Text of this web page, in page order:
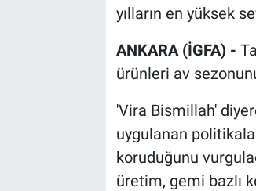
yılların en yüksek
ANKARA (İGFA) -
ürünleri av
'Vira Bismillah'
uygulanan
koruduğunu
üretim, gemi bazlı